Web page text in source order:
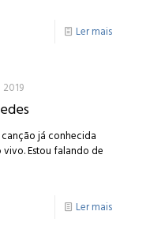
Ler mais
canção já conhecida
Estou falando de
Ler mais